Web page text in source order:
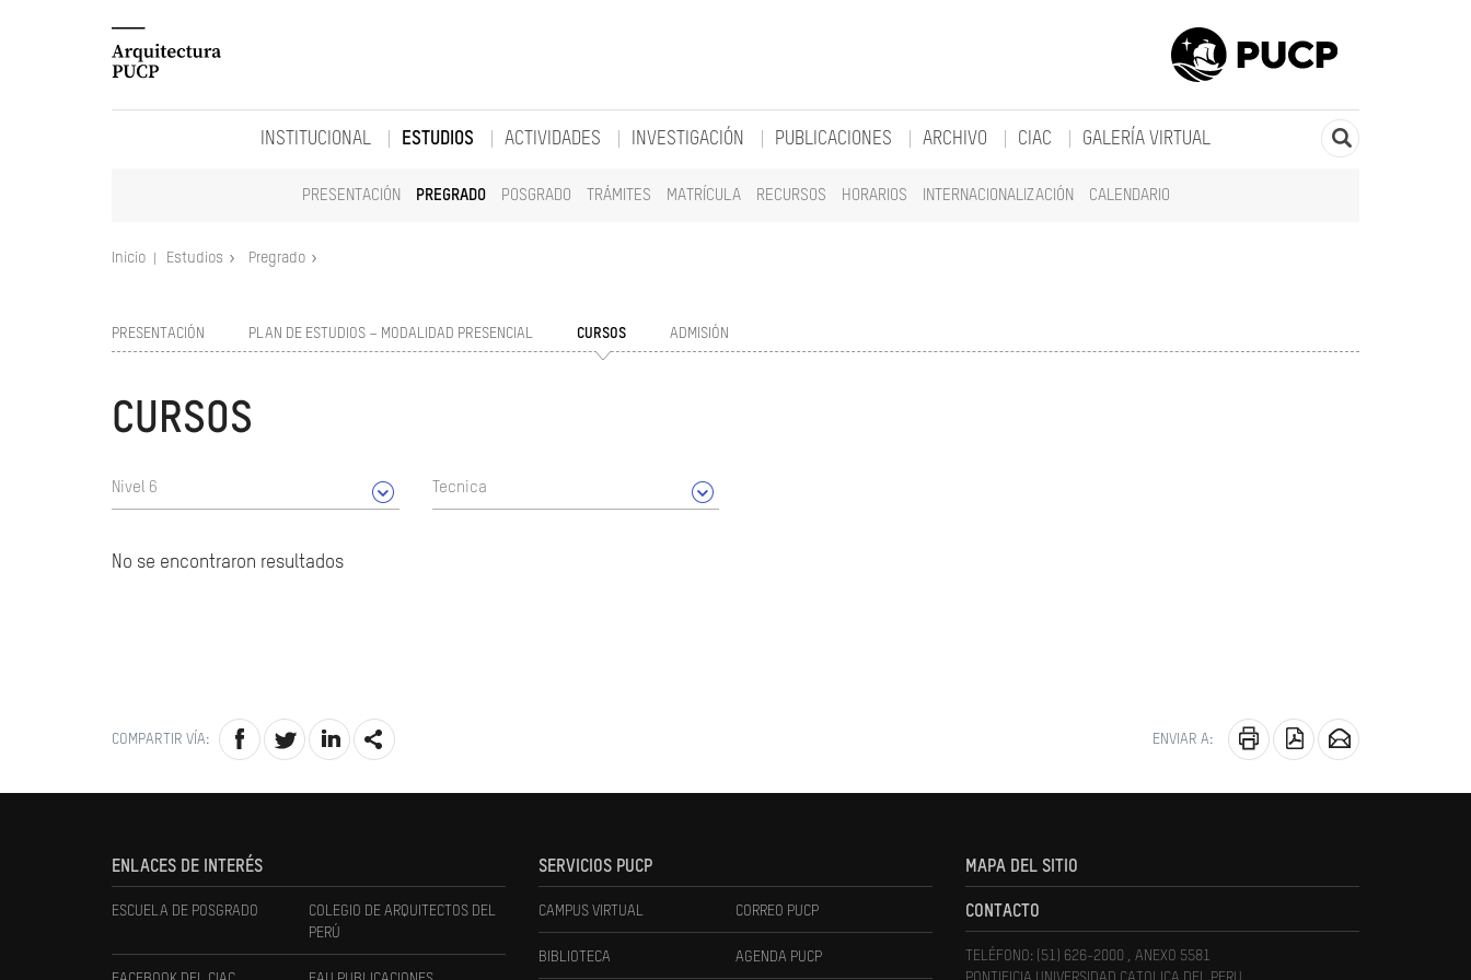
INSTITUCIONAL ESTUDIOS
PRESENTACIÓN PREGRADO POSGRADO TRÁMITES MATRÍCULA RECURSOS HORARIOS INTERNACIONALIZACIÓN CALENDARIO
ACTIVIDADES INVESTIGACIÓN PUBLICACIONES ARCHIVO CIAC GALERÍA VIRTUAL
Inicio Estudios Pregrado
PRESENTACIÓN PLAN DE ESTUDIOS – MODALIDAD PRESENCIAL CURSOS ADMISIÓN
CURSOS
Nivel 6 Tecnica
No se encontraron resultados
COMPARTIR VÍA: ENVIAR A:
ENLACES DE INTERÉS
ESCUELA DE POSGRADO
COLEGIO DE ARQUITECTOS DEL
PERÚ
SERVICIOS PUCP
CAMPUS VIRTUAL CORREO PUCP
BIBLIOTECA AGENDA PUCP
MAPA DEL SITIO
CONTACTO
TELÉFONO: (51) 626-2000 , ANEXO 5581